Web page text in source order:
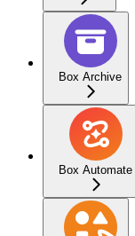
Box Archive
Box Automate